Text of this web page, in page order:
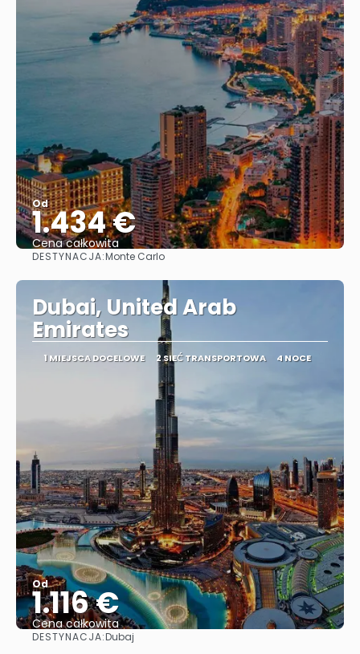
Od
1.434 €
Cena całkowita
Zobacz
DESTYNACJA:Monte Carlo
Dubai, United Arab
Emirates
1 MIEJSCA DOCELOWE 2 SIEĆ TRANSPORTOWA 4 NOCE
Od
1.116 €
Cena całkowita
DESTYNACJA:Dubaj